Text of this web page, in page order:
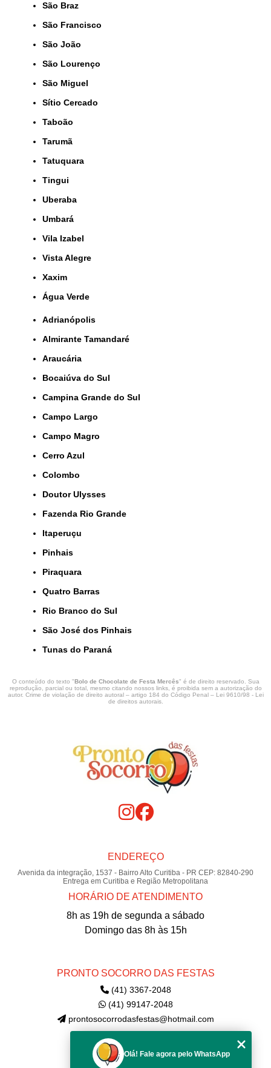
São Braz
São Francisco
São João
São Lourenço
São Miguel
Sítio Cercado
Taboão
Tarumã
Tatuquara
Tingui
Uberaba
Umbará
Vila Izabel
Vista Alegre
Xaxim
Água Verde
Adrianópolis
Almirante Tamandaré
Araucária
Bocaiúva do Sul
Campina Grande do Sul
Campo Largo
Campo Magro
Cerro Azul
Colombo
Doutor Ulysses
Fazenda Rio Grande
Itaperuçu
Pinhais
Piraquara
Quatro Barras
Rio Branco do Sul
São José dos Pinhais
Tunas do Paraná
O conteúdo do texto "Bolo de Chocolate de Festa Mercês" é de direito reservado. Sua
reprodução, parcial ou total, mesmo citando nossos links, é proibida sem a autorização do
autor. Crime de violação de direito autoral – artigo 184 do Código Penal – Lei 9610/98 - Lei
de direitos autorais.
ENDEREÇO
Avenida da integração, 1537 - Bairro Alto Curitiba - PR CEP: 82840-290
Entrega em Curitiba e Região Metropolitana
HORÁRIO DE ATENDIMENTO
8h as 19h de segunda a sábado
Domingo das 8h às 15h
PRONTO SOCORRO DAS FESTAS
(41) 3367-2048
(41) 99147-2048
prontosocorrodasfestas@hotmail.com
MENU
Olá! Fale agora pelo WhatsApp